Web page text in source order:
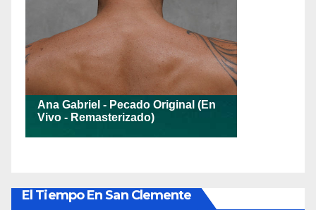
El Tiempo En San Clemente